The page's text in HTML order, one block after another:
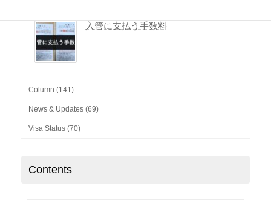
入管に支払う手数料
Column (141)
News & Updates (69)
Visa Status (70)
Contents